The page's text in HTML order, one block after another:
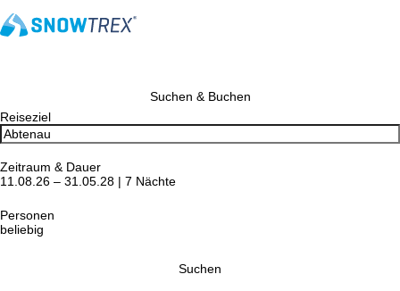
Suchen & Buchen
Reiseziel
Zeitraum & Dauer
11.08.26 – 31.05.28 | 7 Nächte
Personen
beliebig
Suchen